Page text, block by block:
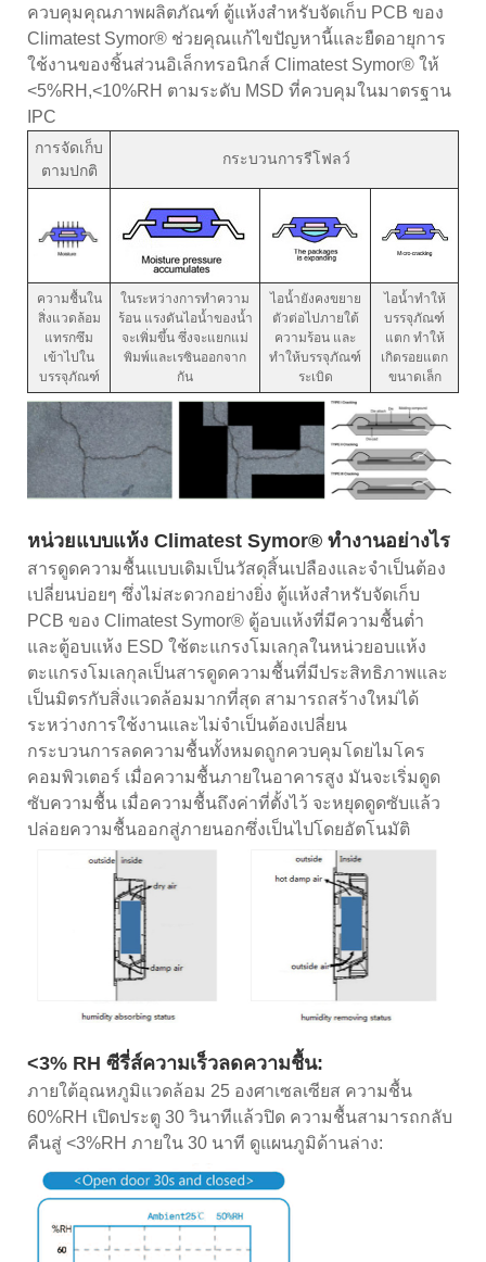
ควบคุมคุณภาพผลิตภัณฑ์ ตู้แห้งสำหรับจัดเก็บ PCB ของ
Climatest Symor® ช่วยคุณแก้ไขปัญหานี้และยืดอายุการ
ใช้งานของชิ้นส่วนอิเล็กทรอนิกส์ Climatest Symor® ให้
<5%RH,<10%RH ตามระดับ MSD ที่ควบคุมในมาตรฐาน
IPC
การจัดเก็บ
ตามปกติ
กระบวนการรีโฟลว์
ความชื้นใน
สิ่งแวดล้อม
แทรกซึม
เข้าไปใน
บรรจุภัณฑ์
ในระหว่างการทำความ
ร้อน แรงดันไอน้ำของน้ำ
จะเพิ่มขึ้น ซึ่งจะแยกแม่
พิมพ์และเรซินออกจาก
กัน
ไอน้ำยังคงขยาย
ตัวต่อไปภายใต้
ความร้อน และ
ทำให้บรรจุภัณฑ์
ระเบิด
ไอน้ำทำให้
บรรจุภัณฑ์
แตก ทำให้
เกิดรอยแตก
ขนาดเล็ก
หน่วยแบบแห้ง Climatest Symor® ทำงานอย่างไร
สารดูดความชื้นแบบเดิมเป็นวัสดุสิ้นเปลืองและจำเป็นต้อง
เปลี่ยนบ่อยๆ ซึ่งไม่สะดวกอย่างยิ่ง ตู้แห้งสำหรับจัดเก็บ
PCB ของ Climatest Symor® ตู้อบแห้งที่มีความชื้นต่ำ
และตู้อบแห้ง ESD ใช้ตะแกรงโมเลกุลในหน่วยอบแห้ง
ตะแกรงโมเลกุลเป็นสารดูดความชื้นที่มีประสิทธิภาพและ
เป็นมิตรกับสิ่งแวดล้อมมากที่สุด สามารถสร้างใหม่ได้
ระหว่างการใช้งานและไม่จำเป็นต้องเปลี่ยน
กระบวนการลดความชื้นทั้งหมดถูกควบคุมโดยไมโคร
คอมพิวเตอร์ เมื่อความชื้นภายในอาคารสูง มันจะเริ่มดูด
ซับความชื้น เมื่อความชื้นถึงค่าที่ตั้งไว้ จะหยุดดูดซับแล้ว
ปล่อยความชื้นออกสู่ภายนอกซึ่งเป็นไปโดยอัตโนมัติ
<3% RH ซีรี่ส์ความเร็วลดความชื้น:
ภายใต้อุณหภูมิแวดล้อม 25 องศาเซลเซียส ความชื้น
60%RH เปิดประตู 30 วินาทีแล้วปิด ความชื้นสามารถกลับ
คืนสู่ <3%RH ภายใน 30 นาที ดูแผนภูมิด้านล่าง: